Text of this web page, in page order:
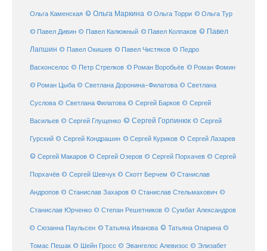
Ольга Каменская © Ольга Маркина © Ольга Торри © Ольга Тур
© Павел Дивин © Павел Калюжный © Павел Колпаков © Павел
Лапшин © Павел Окишев © Павел Чистяков © Педро
Васконселос © Петр Стрелков © Роман Воробьёв © Роман Фомин
© Роман Цыба © Светлана Доронина-Филатова © Светлана
Суслова © Светлана Филатова © Сергей Барков © Сергей
Васильев © Сергей Глущенко © Сергей Горпинюк © Сергей
Гурский © Сергей Кондрашин © Сергей Куриков © Сергей Лазарев
© Сергей Макаров © Сергей Озеров © Сергей Порхачев © Сергей
Порхачёв © Сергей Шевчук © Скотт Берчем © Станислав
Андропов © Станислав Захаров © Станислав Стельмахович ©
Станислав Юрченко © Степан Решетников © Сумбат Александров
© Сюзанна Паульсен © Татьяна Иванова © Татьяна Опарина ©
Томас Пешак © Шейн Гросс © Эвангелос Алевизос © Элизабет